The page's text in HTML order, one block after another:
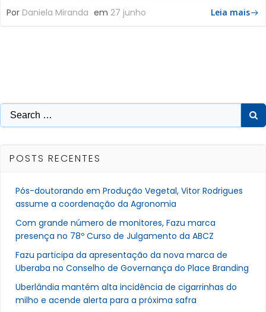
Por Daniela Miranda em 27 junho Leia mais
Search
for:
POSTS RECENTES
Pós-doutorando em Produção Vegetal, Vitor Rodrigues
assume a coordenação da Agronomia
Com grande número de monitores, Fazu marca
presença no 78º Curso de Julgamento da ABCZ
Fazu participa da apresentação da nova marca de
Uberaba no Conselho de Governança do Place Branding
Uberlândia mantém alta incidência de cigarrinhas do
milho e acende alerta para a próxima safra